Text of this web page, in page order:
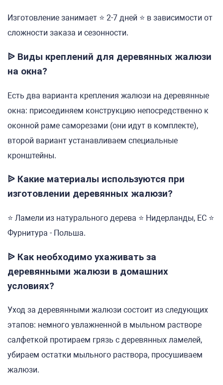
Изготовление занимает ⭐ 2-7 дней ⭐ в зависимости от
сложности заказа и сезонности.
ᐉ Виды креплений для деревянных жалюзи
на окна?
Есть два варианта крепления жалюзи на деревянные
окна: присоединяем конструкцию непосредственно к
оконной раме саморезами (они идут в комплекте),
второй вариант устанавливаем специальные
кронштейны.
ᐉ Какие материалы используются при
изготовлении деревянных жалюзи?
⭐ Ламели из натурального дерева ⭐ Нидерланды, ЕС ⭐
Фурнитура - Польша.
ᐉ Как необходимо ухаживать за
деревянными жалюзи в домашних
условиях?
Уход за деревянными жалюзи состоит из следующих
этапов: немного увлажненной в мыльном растворе
салфеткой протираем грязь с деревянных ламелей,
убираем остатки мыльного раствора, просушиваем
жалюзи.